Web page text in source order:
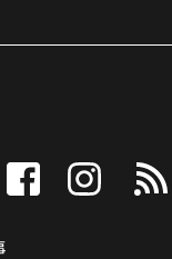
facebook instagram